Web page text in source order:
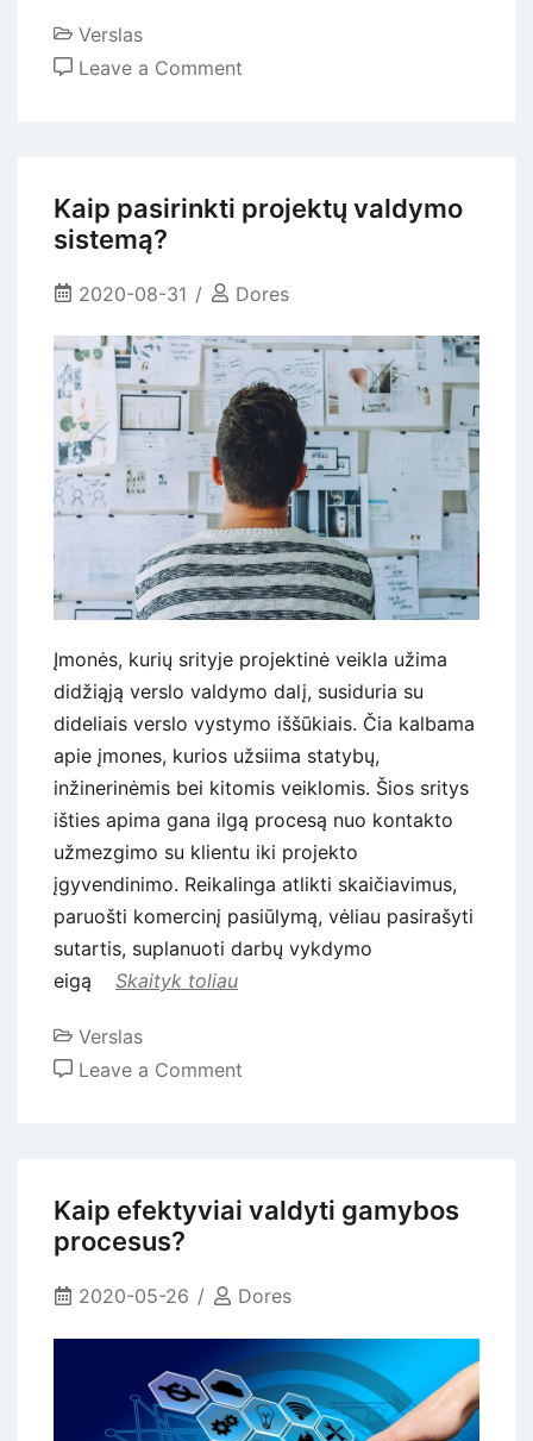
Verslas
Leave a Comment
privalumai
Kaip pasirinkti projektų valdymo
sistemą?
2020-08-31 Dores
Įmonės, kurių srityje projektinė veikla užima
didžiąją verslo valdymo dalį, susiduria su
dideliais verslo vystymo iššūkiais. Čia kalbama
apie įmones, kurios užsiima statybų,
inžinerinėmis bei kitomis veiklomis. Šios sritys
išties apima gana ilgą procesą nuo kontakto
užmezgimo su klientu iki projekto
įgyvendinimo. Reikalinga atlikti skaičiavimus,
paruošti komercinį pasiūlymą, vėliau pasirašyti
sutartis, suplanuoti darbų vykdymo
eigą
Skaityk toliau
Verslas
Leave a Comment
valdymo
sistemą?
Kaip efektyviai valdyti gamybos
procesus?
2020-05-26 Dores